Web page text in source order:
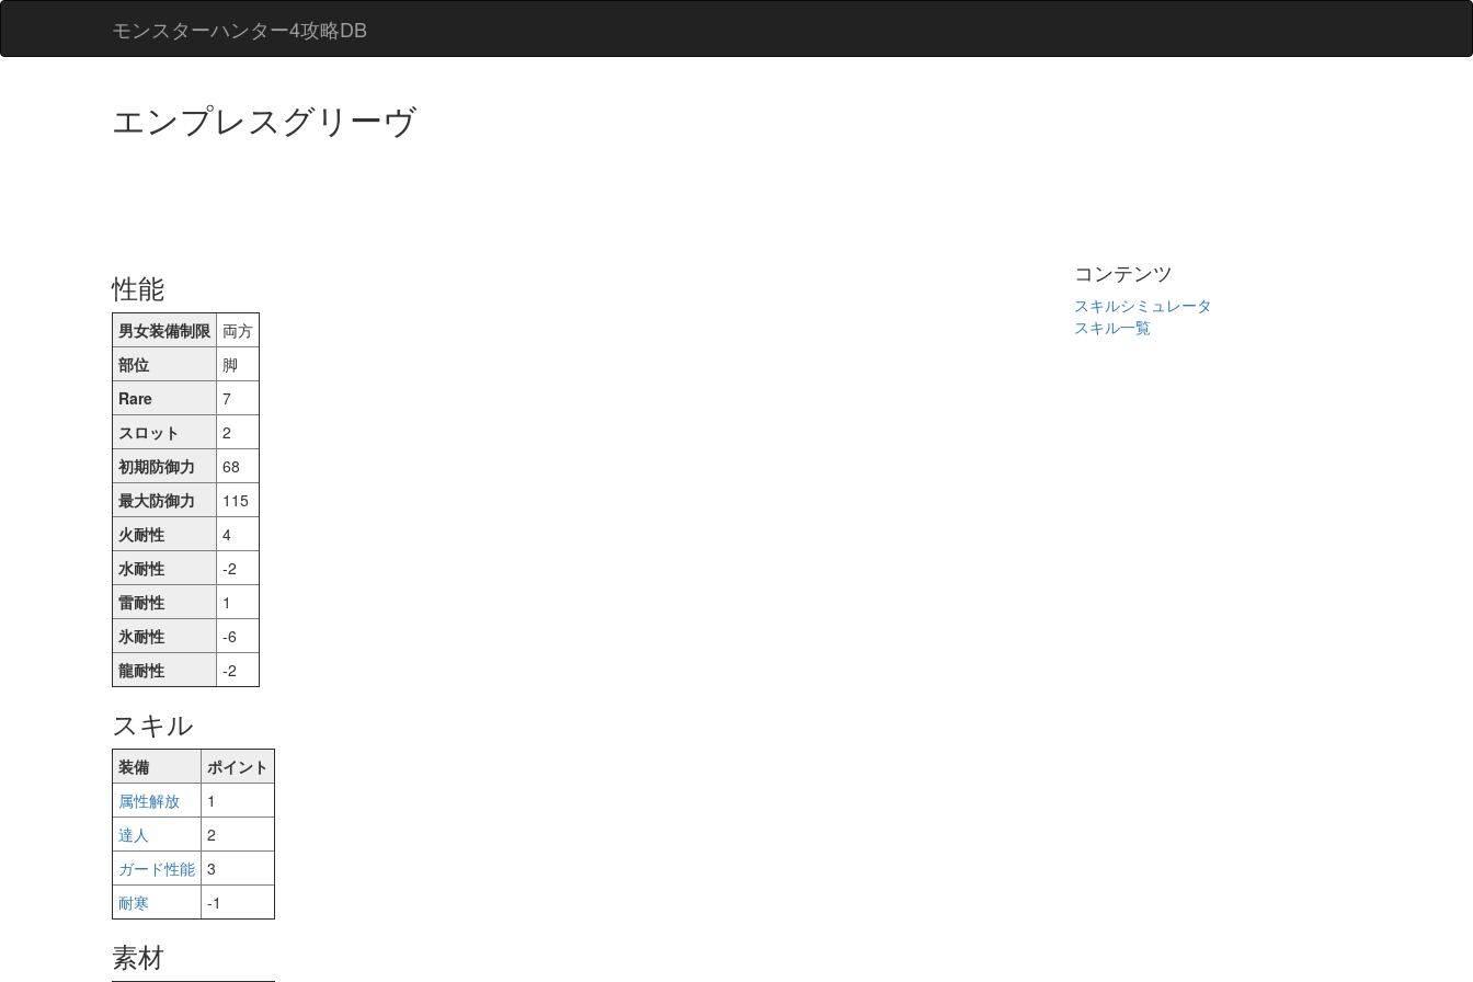
モンスターハンター4攻略DB
エンプレスグリーヴ
性能
男女装備制限 両方
部位
脚
Rare
7
スロット
2
初期防御力
68
最大防御力
115
火耐性
4
水耐性
-2
雷耐性
1
氷耐性
-6
龍耐性
-2
スキル
装備
ポイント
属性解放
1
達人
2
ガード性能 3
耐寒
-1
素材
コンテンツ
スキルシミュレータ
スキル一覧